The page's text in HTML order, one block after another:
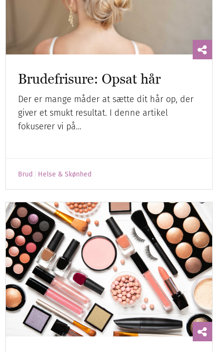
Brudefrisure: Opsat hår
Der er mange måder at sætte dit hår op, der
giver et smukt resultat. I denne artikel
fokuserer vi på…
Brud Helse & Skønhed